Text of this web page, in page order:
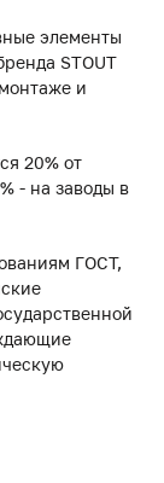
элементы
STOUT
и
20% от
- на заводы в
ГОСТ,